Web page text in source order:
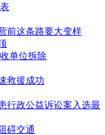
前这条路要大变样
单位拆除
救援成功
行政公益诉讼案入选最
碍交通